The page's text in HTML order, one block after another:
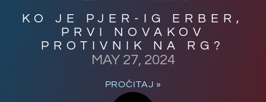
KO JE PJER-IG ERBER,
PRVI NOVAKOV
PROTIVNIK NA RG?
MAY 27, 2024
PROČITAJ »